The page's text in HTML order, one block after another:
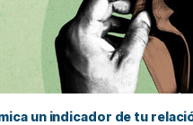
un indicador de tu